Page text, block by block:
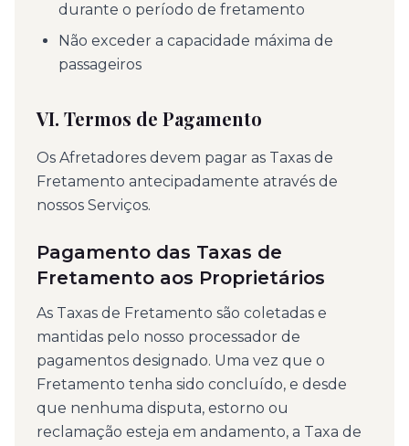
durante o período de fretamento
Não exceder a capacidade máxima de
passageiros
VI. Termos de Pagamento
Os Afretadores devem pagar as Taxas de
Fretamento antecipadamente através de
nossos Serviços.
Pagamento das Taxas de
Fretamento aos Proprietários
As Taxas de Fretamento são coletadas e
mantidas pelo nosso processador de
pagamentos designado. Uma vez que o
Fretamento tenha sido concluído, e desde
que nenhuma disputa, estorno ou
reclamação esteja em andamento, a Taxa de